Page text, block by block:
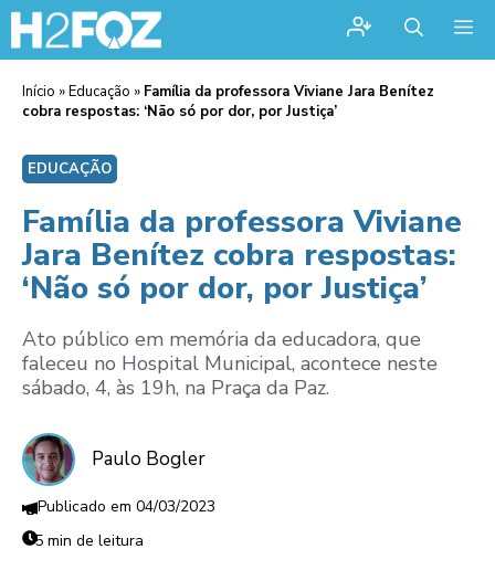
Início »Educação » Família da professora Viviane Jara Benítez
cobra respostas: ‘Não só por dor, por Justiça’
EDUCAÇÃO
Família da professora Viviane
Jara Benítez cobra respostas:
‘Não só por dor, por Justiça’
Ato público em memória da educadora, que
faleceu no Hospital Municipal, acontece neste
sábado, 4, às 19h, na Praça da Paz.
Paulo Bogler
04/03/2023
5 min de leitura